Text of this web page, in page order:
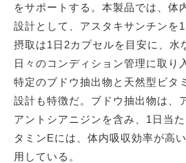
をサポートする。本製品では、体
設計として、アスタキサンチンを
摂取は1日2カプセルを目安に、水
日々のコンディション管理に取り
特定のブドウ抽出物と天然型ビタ
設計も特徴だ。ブドウ抽出物は、
アントシアニジンを含み、1日当
タミンEには、体内吸収効率が高
用している。